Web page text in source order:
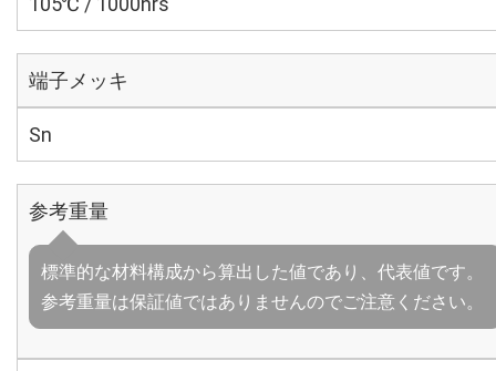
端子メッキ
Sn
参考重量
標準的な材料構成から算出した値であり、代表値です。
参考重量は保証値ではありませんのでご注意ください。